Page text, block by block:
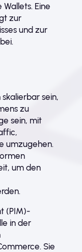
Eine
zur
und zur
sein,
zu
sein, mit
umzugehen.
um den
(PIM)-
in der
Sie